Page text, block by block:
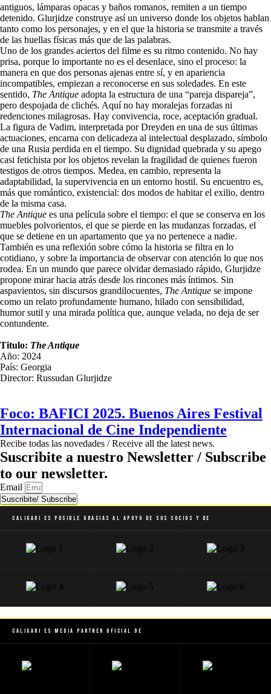
antiguos, lámparas opacas y baños romanos, remiten a un tiempo
detenido. Glurjidze construye así un universo donde los objetos hablan
tanto como los personajes, y en el que la historia se transmite a través
de las huellas físicas más que de las palabras.
Uno de los grandes aciertos del filme es su ritmo contenido. No hay
prisa, porque lo importante no es el desenlace, sino el proceso: la
manera en que dos personas ajenas entre sí, y en apariencia
incompatibles, empiezan a reconocerse en sus soledades. En este
sentido, The Antique adopta la estructura de una “pareja dispareja”,
pero despojada de clichés. Aquí no hay moralejas forzadas ni
redenciones milagrosas. Hay convivencia, roce, aceptación gradual.
La figura de Vadim, interpretada por Dreyden en una de sus últimas
actuaciones, encarna con delicadeza al intelectual desplazado, símbolo
de una Rusia perdida en el tiempo. Su dignidad quebrada y su apego
casi fetichista por los objetos revelan la fragilidad de quienes fueron
testigos de otros tiempos. Medea, en cambio, representa la
adaptabilidad, la supervivencia en un entorno hostil. Su encuentro es,
más que romántico, existencial: dos modos de habitar el exilio, dentro
de la misma casa.
The Antique es una película sobre el tiempo: el que se conserva en los
muebles polvorientos, el que se pierde en las mudanzas forzadas, el
que se detiene en un apartamento que ya no pertenece a nadie.
También es una reflexión sobre cómo la historia se filtra en lo
cotidiano, y sobre la importancia de observar con atención lo que nos
rodea. En un mundo que parece olvidar demasiado rápido, Glurjidze
propone mirar hacia atrás desde los rincones más íntimos. Sin
aspavientos, sin discursos grandilocuentes, The Antique se impone
como un relato profundamente humano, hilado con sensibilidad,
humor sutil y una mirada política que, aunque velada, no deja de ser
contundente.
Titulo: The Antique
Año: 2024
País: Georgia
Director: Russudan Glurjidze
Foco: BAFICI 2025. Buenos Aires Festival
Internacional de Cine Independiente
Recibe todas las novedades / Receive all the latest news.
Suscribite a nuestro Newsletter / Subscribe
to our newsletter.
Email
Suscribite/ Subscribe
Caligari es posible gracias al apoyo de sus socios y de
Caligari es Media Partner Oficial de